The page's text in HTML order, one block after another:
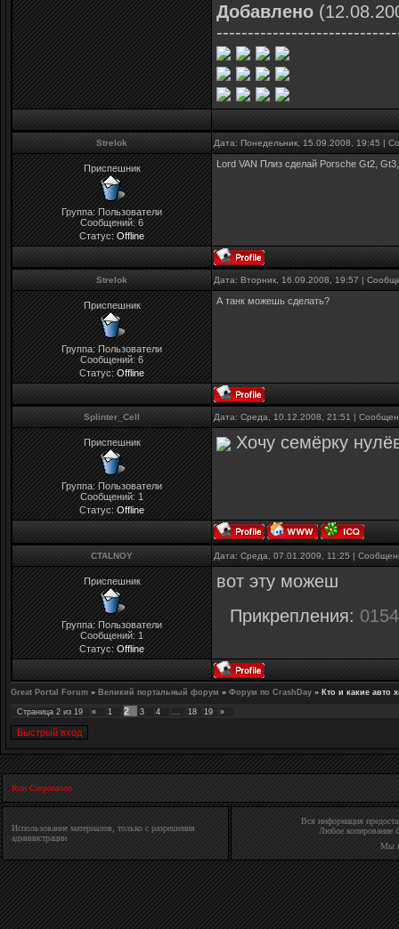
Добавлено
Strelok Дата: Понедельник, 15.09.2008, 19:45 |
Приспешник
Группа: Пользователи
Сообщений:6
Статус:Offline
Lord VAN Плиз сделай Porsche Gt2,
Strelok Дата: Вторник, 16.09.2008, 19:57 |
Приспешник
Группа: Пользователи
Сообщений:6
Статус:Offline
А танк можешь сделать?
Splinter_Cell Дата: Среда, 10.12.2008, 21:51 |
Приспешник
Группа: Пользователи
Сообщений:1
Статус:Offline
Хочу семёрку
CTALNOY Дата: Среда, 07.01.2009, 11:25 |
Приспешник
Группа: Пользователи
Сообщений:1
Статус:Offline
вот эту можеш
Прикрепления:
Great Portal Forum » Великий портальный форум » Форум по CrashDay » Кто и какие авто
Страница 2 из 19 « 1 2 3 4 … 18 19 »
Ron Corporation
Использование материалов, только с разрешения
администрации
Вся информация
Любое копирование
Мы